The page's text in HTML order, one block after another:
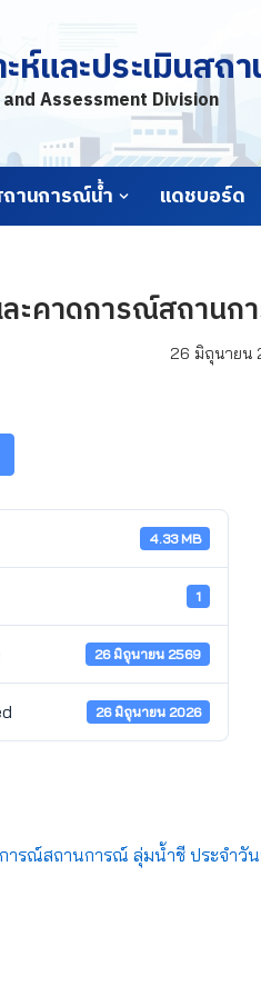
ห์และประเมินส
Assessment Division
านการณ์น้ำ แดชบอร์ด
ะคาดการณ์สถานก
26 มิถุนายน
4.33 MB
1
26 มิถุนายน 2569
26 มิถุนายน 2026
ารณ์สถานการณ์ ลุ่มน้ำชี ประจำวั